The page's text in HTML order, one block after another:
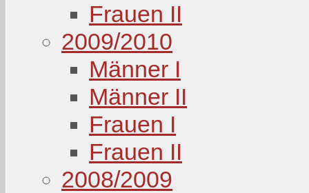
Frauen II
2009/2010
Männer I
Männer II
Frauen I
Frauen II
2008/2009